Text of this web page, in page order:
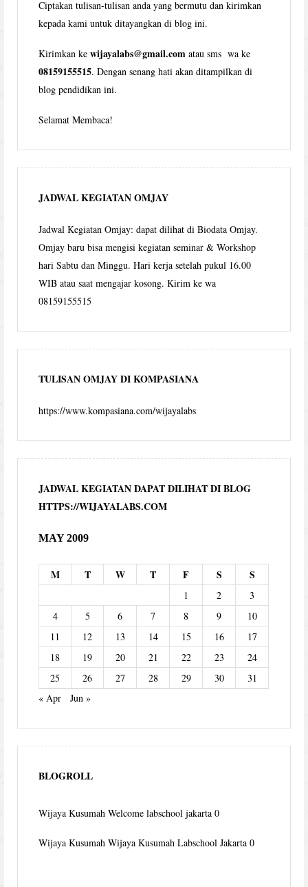
Ciptakan tulisan-tulisan anda yang bermutu dan kirimkan
kepada kami untuk ditayangkan di blog ini.
Kirimkan kewijayalabs@gmail.com atau sms wa ke
08159155515. Dengan senang hati akan ditampilkan di
blog pendidikan ini.
Selamat Membaca!
JADWAL KEGIATAN OMJAY
Jadwal Kegiatan Omjay: dapat dilihat di Biodata Omjay.
Omjay baru bisa mengisi kegiatan seminar & Workshop
hari Sabtu dan Minggu. Hari kerja setelah pukul 16.00
WIB atau saat mengajar kosong. Kirim ke wa
08159155515
TULISAN OMJAY DI KOMPASIANA
https://www.kompasiana.com/wijayalabs
JADWAL KEGIATAN DAPAT DILIHAT DI BLOG
HTTPS://WIJAYALABS.COM
MAY 2009
M T W T F S S
1 2
3
4
5 6 7 8 9
10
11
12 13 14 15 16
17
18
19 20 21 22 23
24
25
26 27 28 29 30
31
« Apr
Jun »
BLOGROLL
Wijaya Kusumah Welcome labschool jakarta 0
Wijaya Kusumah Wijaya Kusumah Labschool Jakarta 0